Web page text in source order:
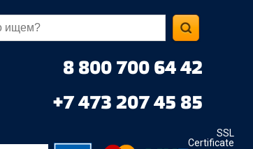
8 800 700 64 42
+7 473 207 45 85
SSL
Certificate